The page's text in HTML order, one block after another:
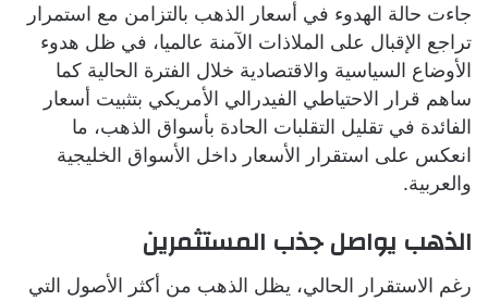
جاءت حالة الهدوء في أسعار الذهب بالتزامن مع استمرار
تراجع الإقبال على الملاذات الآمنة عالميا، في ظل هدوء
الأوضاع السياسية والاقتصادية خلال الفترة الحالية كما
ساهم قرار الاحتياطي الفيدرالي الأمريكي بتثبيت أسعار
الفائدة في تقليل التقلبات الحادة بأسواق الذهب، ما
انعكس على استقرار الأسعار داخل الأسواق الخليجية
والعربية.
الذهب يواصل جذب المستثمرين
رغم الاستقرار الحالي، يظل الذهب من أكثر الأصول التي